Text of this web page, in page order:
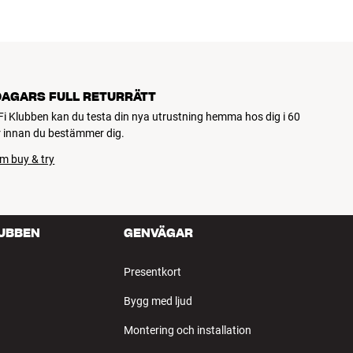
FULL RETURRÄTT
Klubben kan du testa din nya utrustning hemma hos dig i 60
innan du bestämmer dig.
buy & try
GENVÄGAR
Presentkort
Bygg med ljud
Montering och installation